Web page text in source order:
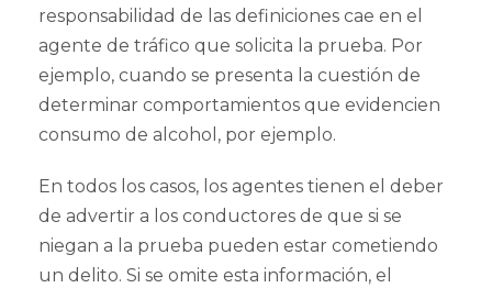
responsabilidad de las definiciones cae en el
agente de tráfico que solicita la prueba. Por
ejemplo, cuando se presenta la cuestión de
determinar comportamientos que evidencien
consumo de alcohol, por ejemplo.
En todos los casos, los agentes tienen el deber
de advertir a los conductores de que si se
niegan a la prueba pueden estar cometiendo
un delito. Si se omite esta información, el